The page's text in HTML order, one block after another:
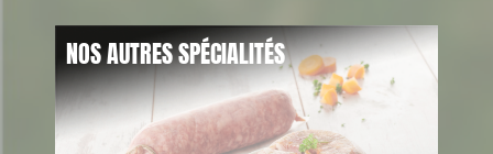
NOS AUTRES SPÉCIALITÉS